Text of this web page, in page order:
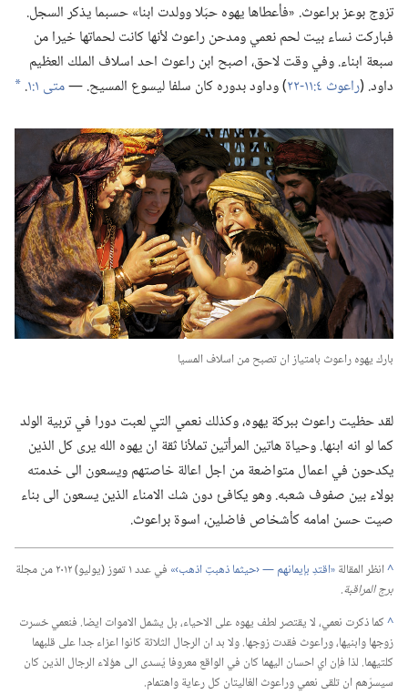
تزوج بوعز براعوث.‏ «فأعطاها يهوه حبَلا وولدت ابنا» حسبما يذكر السجل.‏
فباركت نساء بيت لحم نعمي ومدحن راعوث لأنها كانت لحماتها خيرا من
سبعة ابناء.‏ وفي وقت لاحق،‏ اصبح ابن راعوث احد اسلاف الملك العظيم
داود.‏ (‏راعوث ٤:‏١١-‏٢٢ ‏)‏ وداود بدوره كان سلفا ليسوع المسيح.‏ —‏متى ١:‏١ ‏.‏
*
بارك يهوه راعوث بامتياز ان تصبح من اسلاف المسيا
لقد حظيت راعوث ببركة يهوه،‏ وكذلك نعمي التي لعبت دورا في تربية الولد
كما لو انه ابنها.‏ وحياة هاتين المرأتين تملأنا ثقة ان يهوه الله يرى كل الذين
يكدحون في اعمال متواضعة من اجل اعالة خاصتهم ويسعون الى خدمته
بولاء بين صفوف شعبه.‏ وهو يكافئ دون شك الامناء الذين يسعون الى بناء
صيت حسن امامه كأشخاص فاضلين،‏ اسوة براعوث.‏
^انظر المقالة‏«اقتدِ بإيمانهم —‏ ‹حيثما ذهبتِ اذهب›»‏ في عدد ١ تموز (‏يوليو)‏ ٢٠١٢ من مجلة
برج المراقبة.‏
^كما ذكرت نعمي،‏ لا يقتصر لطف يهوه على الاحياء،‏ بل يشمل الاموات ايضا.‏ فنعمي خسرت
زوجها وابنيها،‏ وراعوث فقدت زوجها.‏ ولا بد ان الرجال الثلاثة كانوا اعزاء جدا على قلبهما
كلتيهما.‏ لذا فإن اي احسان اليهما كان في الواقع معروفا يُسدى الى هؤلاء الرجال الذين كان
سيسرّهم ان تلقى نعمي وراعوث الغاليتان كل رعاية واهتمام.‏